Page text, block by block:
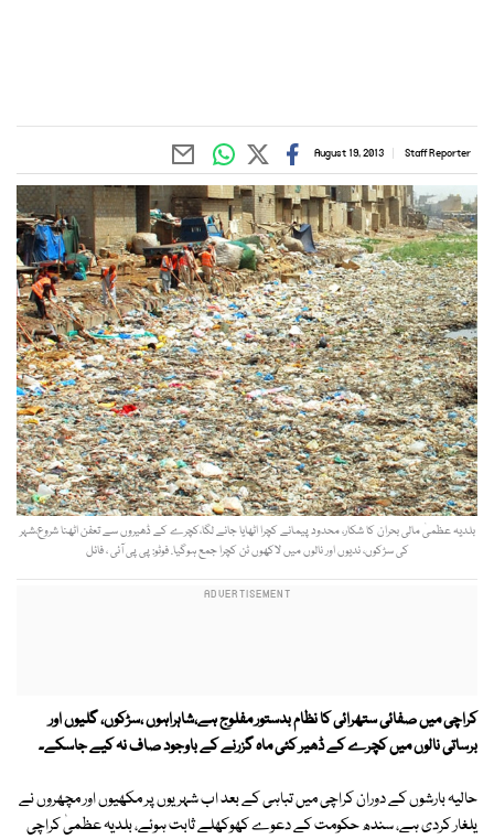
Staff Reporter
August 19, 2013
بلدیہ عظمیٰ مالی بحران کا شکار، محدود پیمانے کچرا اٹھایا جانے لگا،کچرے کے ڈھیروں سے تعفن اٹھنا شروع،شہر
کی سڑکوں، ندیوں اور نالوں میں لاکھوں ٹن کچرا جمع ہوگیا. فوٹو: پی پی آئی ، فائل
کراچی میں صفائی ستھرائی کا نظام بدستور مفلوج ہے،شاہراہوں ،سڑکوں، گلیوں اور
برساتی نالوں میں کچرے کے ڈھیر کئی ماہ گزرنے کے باوجود صاف نہ کیے جاسکے۔
حالیہ بارشوں کے دوران کراچی میں تباہی کے بعد اب شہریوں پر مکھیوں اور مچھروں نے
یلغار کردی ہے، سندھ حکومت کے دعوے کھوکھلے ثابت ہوئے، بلدیہ عظمیٰ کراچی